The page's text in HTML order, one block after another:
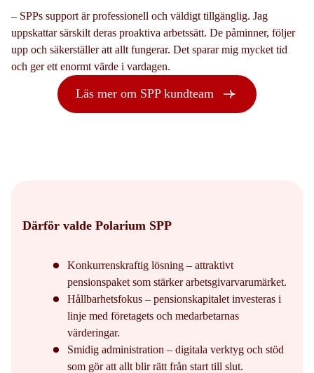
– SPPs support är professionell och väldigt tillgänglig. Jag
uppskattar särskilt deras proaktiva arbetssätt. De påminner, följer
upp och säkerställer att allt fungerar. Det sparar mig mycket tid
och ger ett enormt värde i vardagen.
Läs mer om SPP kundteam
Därför valde Polarium SPP
Konkurrenskraftig lösning – attraktivt
pensionspaket som stärker arbetsgivarvarumärket.
Hållbarhetsfokus – pensionskapitalet investeras i
linje med företagets och medarbetarnas
värderingar.
Smidig administration – digitala verktyg och stöd
som gör att allt blir rätt från start till slut.